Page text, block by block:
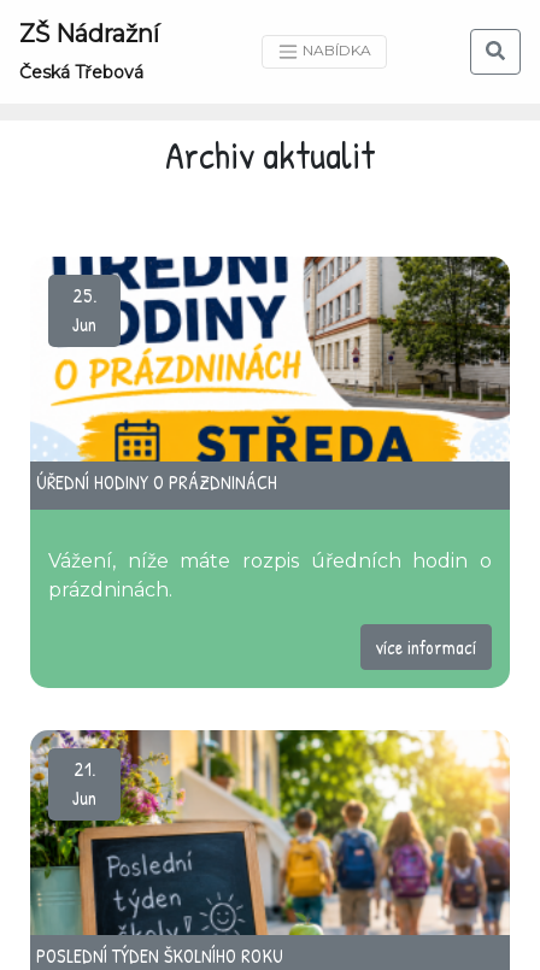
ZŠ Nádražní
Česká Třebová
NABÍDKA
Archiv aktualit
25.
Jun
ÚŘEDNÍ HODINY O PRÁZDNINÁCH
Vážení, níže máte rozpis úředních hodin o
prázdninách.
více informací
21.
Jun
POSLEDNÍ TÝDEN ŠKOLNÍHO ROKU